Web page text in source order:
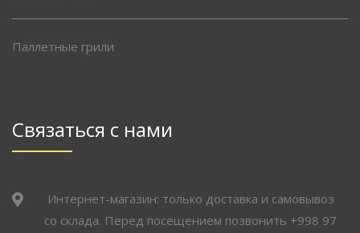
Паллетные грили
Связаться с нами
Интернет-магазин: только доставка и самовывоз
со склада. Перед посещением позвонить +998 97